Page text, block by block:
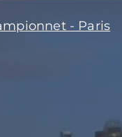
- Paris